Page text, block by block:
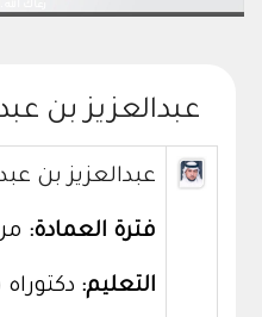
عبدالعزيز بن
عبدالعزيز بن
فترة العمادة: من 1425هـ
التعليم: